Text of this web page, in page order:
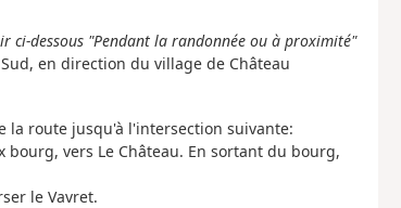
ci-dessous "Pendant la randonnée ou à proximité"
en direction du village de Château
la route jusqu'à l'intersection suivante:
vers Le Château. En sortant du bourg,
le Vavret.